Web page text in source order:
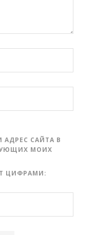
АДРЕС САЙТА В
МОИХ
ЦИФРАМИ: